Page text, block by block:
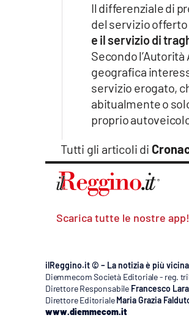
Tutti gli articoli di
Il differenziale di
del servizio
e il servizio di
Secondo
geografica
servizio erogato,
abitualmente o
proprio
Scarica tutte le nostre app!
ilReggino.it © – La notizia è più vicina
Diemmecom Società Editoriale - reg.
Direttore Responsabile Francesco
Direttore Editoriale Maria Grazia
www.diemmecom.it